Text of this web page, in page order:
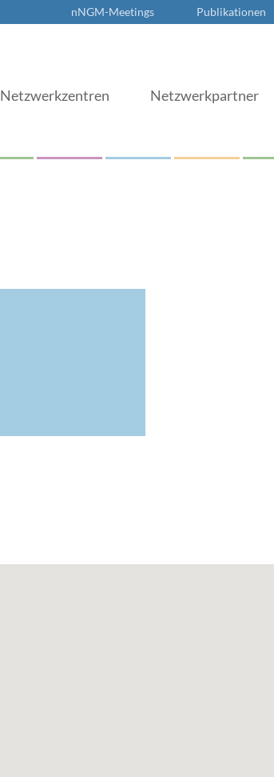
nNGM-Meetings Publikationen
Netzwerkzentren Netzwerkpartner